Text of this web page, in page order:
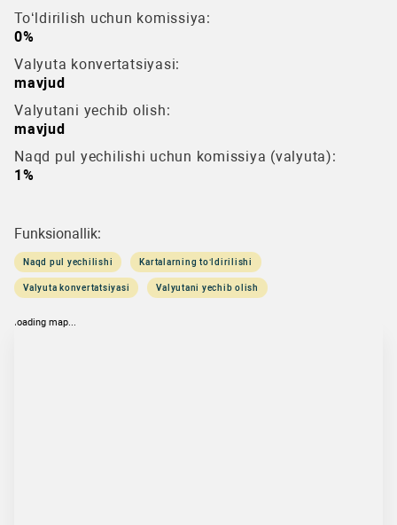
To‘ldirilish uchun komissiya:
0%
Valyuta konvertatsiyasi:
mavjud
Valyutani yechib olish:
mavjud
Naqd pul yechilishi uchun komissiya (valyuta):
1%
Funksionallik:
Naqd pul yechilishi Kartalarning to‘ldirilishi
Valyuta konvertatsiyasi Valyutani yechib olish
loading map...